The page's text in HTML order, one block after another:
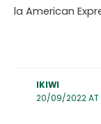
la American
IKIWI
20/09/2022 AT